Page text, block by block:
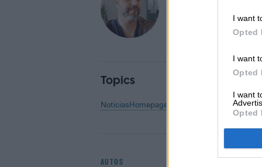
I want
Opted
I want
Opted
I want
Opted
Topics
NoticiasHomepage
AUTOS